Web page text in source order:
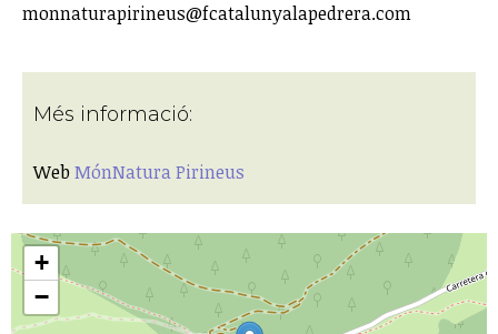
monnaturapirineus@fcatalunyalapedrera.com
Més informació:
Web MónNatura Pirineus
+
−